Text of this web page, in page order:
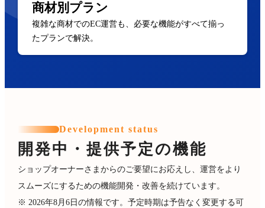
商材別プラン
複雑な商材でのEC運営も、必要な機能がすべて揃っ
たプランで解決。
Development status
開発中・提供予定の機能
ショップオーナーさまからのご要望にお応えし、運営をより
スムーズにするための機能開発・改善を続けています。
※ 2026年8月6日の情報です。予定時期は予告なく変更する可